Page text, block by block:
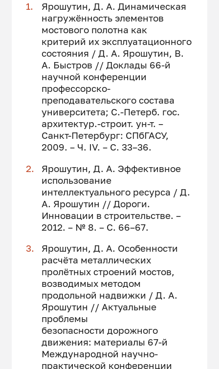
Ярошутин, Д. А. Динамическая
нагружённость элементов
мостового полотна как
критерий их эксплуатационного
состояния / Д. А. Ярошутин, В.
А. Быстров // Доклады 66-й
научной конференции
профессорско-
преподавательского состава
университета; С.-Петерб. гос.
архитектур.-строит. ун-т. –
Санкт-Петербург: СПбГАСУ,
2009. – Ч. IV. – С. 33–36.
Ярошутин, Д. А. Эффективное
использование
интеллектуального ресурса / Д.
А. Ярошутин // Дороги.
Инновации в строительстве. –
2012. – № 8. – С. 66–67.
Ярошутин, Д. А. Особенности
расчёта металлических
пролётных строений мостов,
возводимых методом
продольной надвижки / Д. А.
Ярошутин // Актуальные
проблемы
безопасности дорожного
движения: материалы 67-й
Международной научно-
практической конференции